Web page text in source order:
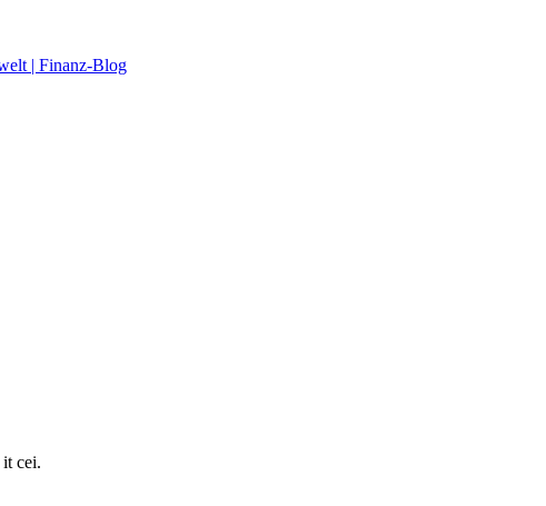
| Finanz-Blog
cei.